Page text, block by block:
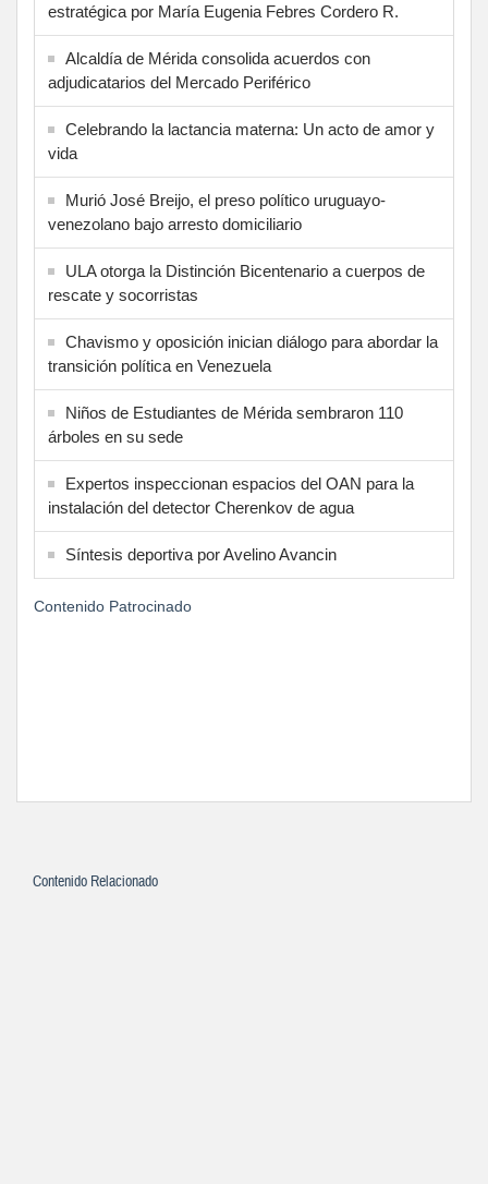
estratégica por María Eugenia Febres Cordero R.
Alcaldía de Mérida consolida acuerdos con
adjudicatarios del Mercado Periférico
Celebrando la lactancia materna: Un acto de amor y
vida
Murió José Breijo, el preso político uruguayo-
venezolano bajo arresto domiciliario
ULA otorga la Distinción Bicentenario a cuerpos de
rescate y socorristas
Chavismo y oposición inician diálogo para abordar la
transición política en Venezuela
Niños de Estudiantes de Mérida sembraron 110
árboles en su sede
Expertos inspeccionan espacios del OAN para la
instalación del detector Cherenkov de agua
Síntesis deportiva por Avelino Avancin
Contenido Patrocinado
Contenido Relacionado